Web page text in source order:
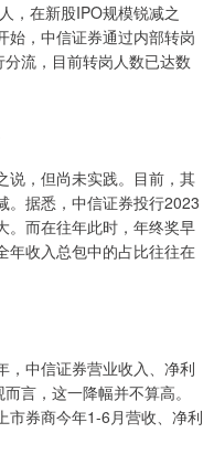
在新股IPO规模锐减之
始，中信证券通过内部转岗
流，目前转岗人数已达数
，但尚未实践。目前，其
。据悉，中信证券投行2023
。而在往年此时，年终奖早
年收入总包中的占比往往在
中信证券营业收入、净利
言，这一降幅并不算高。
市券商今年1-6月营收、净利